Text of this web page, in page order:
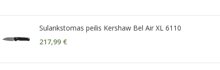
Sulankstomas peilis Kershaw Bel Air XL 6110
217,99 €